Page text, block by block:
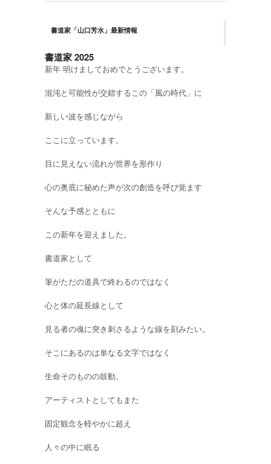
書道家「山口芳水」最新情報
書道家 2025
新年 明けましておめでとうございます。
混沌と可能性が交錯するこの「風の時代」に
新しい波を感じながら
ここに立っています。
目に見えない流れが世界を形作り
心の奥底に秘めた声が次の創造を呼び覚ます
そんな予感とともに
この新年を迎えました。
書道家として
筆がただの道具で終わるのではなく
心と体の延長線として
見る者の魂に突き刺さるような線を刻みたい。
そこにあるのは単なる文字ではなく
生命そのものの鼓動。
アーティストとしてもまた
固定観念を軽やかに超え
人々の中に眠る